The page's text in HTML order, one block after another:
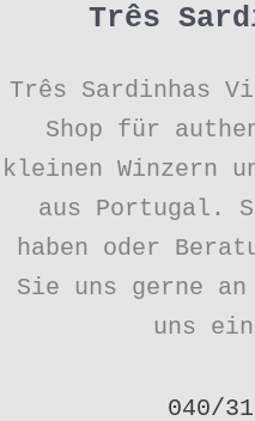
Três
Três Sardinhas
Shop für
kleinen Winzern
aus Portugal.
haben oder
Sie uns gerne
uns
040/